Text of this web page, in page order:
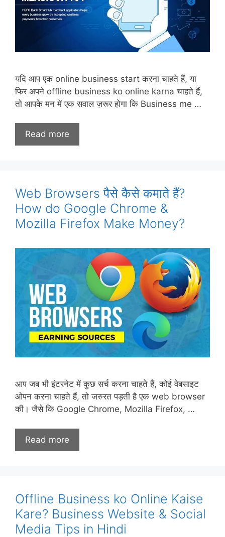
यदि आप एक online business start करना चाहते हैं, या
फिर अपने offline business ko online karna चाहते हैं,
तो आपके मन में एक सवाल ज़रूर होगा कि Business me …
Read more
Web Browsers पैसे कैसे कमाते हैं?
How do Google Chrome &
Mozilla Firefox Make Money?
आप जब भी इंटरनेट में कुछ सर्च करना चाहते हैं, कोई वेबसाइट
ओपन करना चाहते हैं, तो जरुरत पड़ती है एक web browser
की। जैसे कि Google Chrome, Mozilla Firefox, …
Read more
Offline Business ko Online Kaise
Kare? Business Website & Social
Media Tips in Hindi